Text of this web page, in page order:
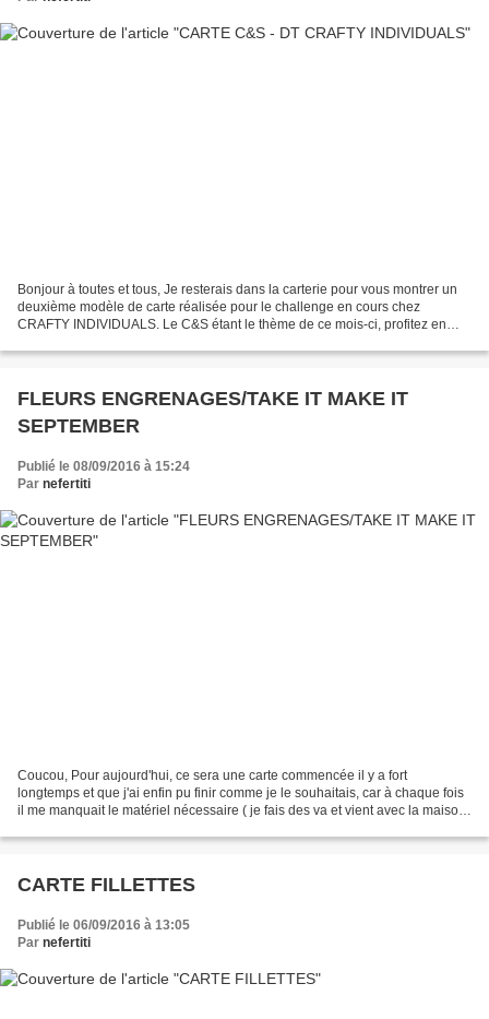
Bonjour à toutes et tous, Je resterais dans la carterie pour vous montrer un
deuxième modèle de carte réalisée pour le challenge en cours chez
CRAFTY INDIVIDUALS. Le C&S étant le thème de ce mois-ci, profitez en
FLEURS ENGRENAGES/TAKE IT MAKE IT
SEPTEMBER
Publié le 08/09/2016 à 15:24
Par nefertiti
Coucou, Pour aujourd'hui, ce sera une carte commencée il y a fort
longtemps et que j'ai enfin pu finir comme je le souhaitais, car à chaque fois
il me manquait le matériel nécessaire ( je fais des va et vient avec la maison
CARTE FILLETTES
Publié le 06/09/2016 à 13:05
Par nefertiti